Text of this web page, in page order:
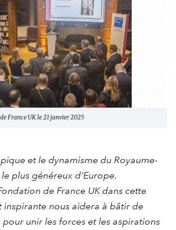
France UK le 21 janvier 2025
et le dynamisme du Royaume-
plus généreux d’Europe.
de France UK dans cette
nous aidera à bâtir de
pour unir les forces et les aspirations